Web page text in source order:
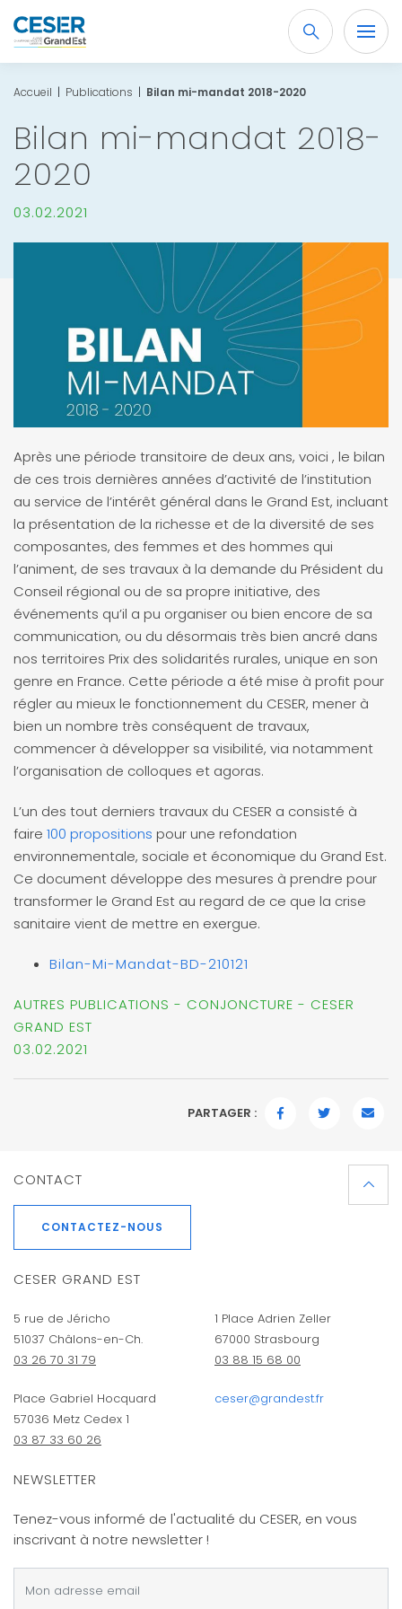
Recherche
OK
Accueil | Publications | Bilan mi-mandat 2018-2020
Bilan mi-mandat 2018-
2020
03.02.2021
Après une période transitoire de deux ans, voici , le bilan
de ces trois dernières années d’activité de l’institution
au service de l’intérêt général dans le Grand Est, incluant
la présentation de la richesse et de la diversité de ses
composantes, des femmes et des hommes qui
l’animent, de ses travaux à la demande du Président du
Conseil régional ou de sa propre initiative, des
événements qu’il a pu organiser ou bien encore de sa
communication, ou du désormais très bien ancré dans
nos territoires Prix des solidarités rurales, unique en son
genre en France. Cette période a été mise à profit pour
régler au mieux le fonctionnement du CESER, mener à
bien un nombre très conséquent de travaux,
commencer à développer sa visibilité, via notamment
l’organisation de colloques et agoras.
L’un des tout derniers travaux du CESER a consisté à
faire 100 propositions pour une refondation
environnementale, sociale et économique du Grand Est.
Ce document développe des mesures à prendre pour
transformer le Grand Est au regard de ce que la crise
sanitaire vient de mettre en exergue.
Bilan-Mi-Mandat-BD-210121
AUTRES PUBLICATIONS - CONJONCTURE - CESER
GRAND EST
03.02.2021
PARTAGER :
CONTACT
CONTACTEZ-NOUS
CESER GRAND EST
5 rue de Jéricho
51037 Châlons-en-Ch.
03 26 70 31 79
Place Gabriel Hocquard
57036 Metz Cedex 1
03 87 33 60 26
1 Place Adrien Zeller
67000 Strasbourg
03 88 15 68 00
ceser@grandest.fr
NEWSLETTER
Tenez-vous informé de l'actualité du CESER, en vous
inscrivant à notre newsletter !